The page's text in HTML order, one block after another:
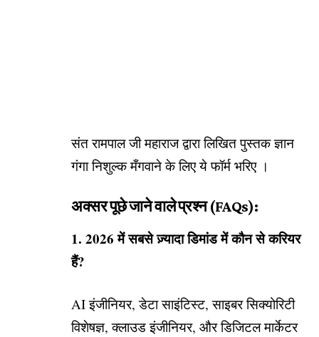
संत रामपाल जी महाराज द्वारा लिखित पुस्तकज्ञान
गंगानिशुल्क मँगवाने के लिएये फॉर्म भरिए ।
अक्सर पूछे जाने वाले प्रश्न (FAQs):
1. 2026 में सबसे ज़्यादा डिमांड में कौन से करियर
हैं?
AI इंजीनियर, डेटा साइंटिस्ट, साइबर सिक्योरिटी
विशेषज्ञ, क्लाउड इंजीनियर, और डिजिटल मार्केटर